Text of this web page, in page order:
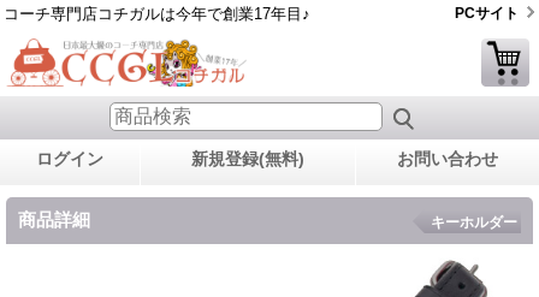
コーチ専門店コチガルは今年で創業17年目♪ PCサイト
ログイン 新規登録(無料) お問い合わせ
商品詳細 キーホルダー